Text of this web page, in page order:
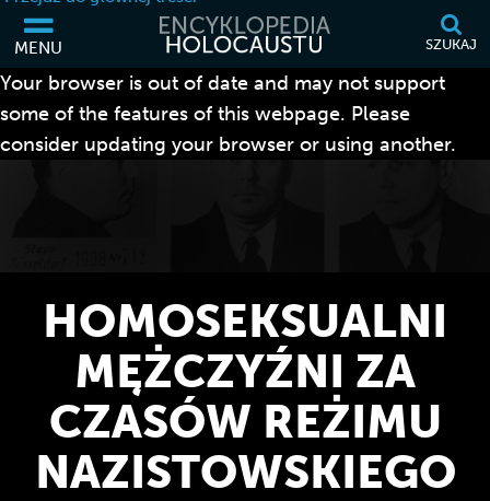
MENU SZUKAJ
Your browser is out of date and may not support
some of the features of this webpage. Please
consider updating your browser or using another.
HOMOSEKSUALNI
MĘŻCZYŹNI ZA
CZASÓW REŻIMU
NAZISTOWSKIEGO